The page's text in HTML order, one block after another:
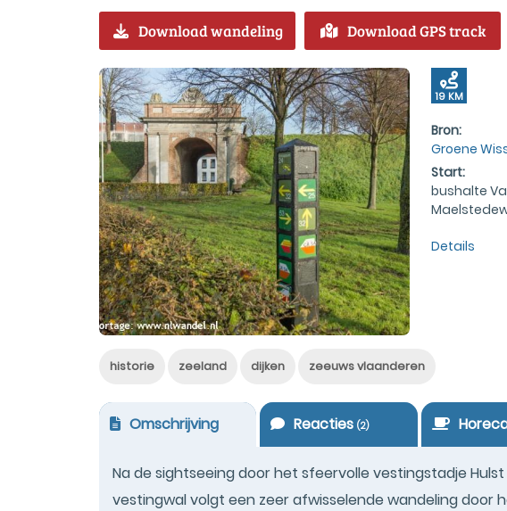
Download wandeling Download GPS track
19 KM
Bron:
Groene
Start:
bushalte
Details
historie zeeland dijken zeeuws vlaanderen
Omschrijving Reacties(2)
Na de sightseeing door het sfeervolle vestingstadje
vestingwal volgt een zeer afwisselende wandeling door